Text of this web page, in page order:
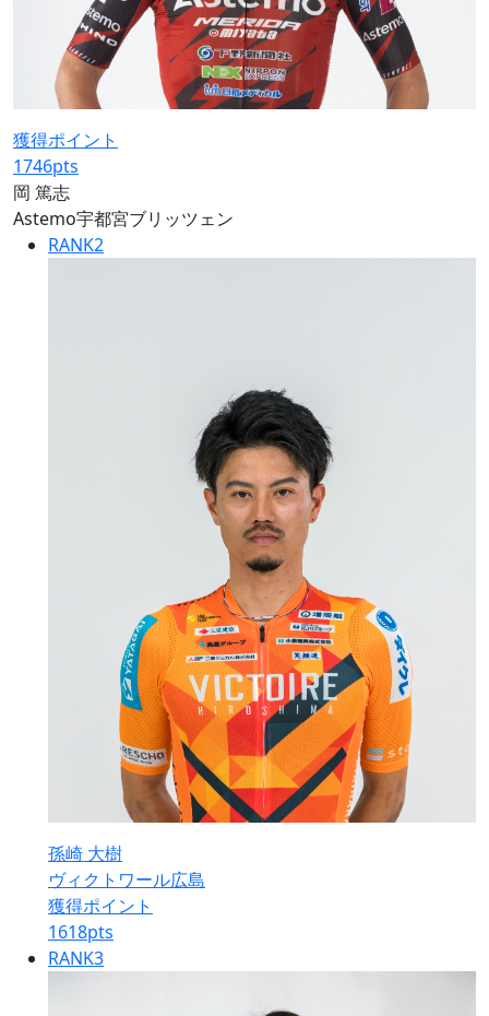
獲得ポイント
1746pts
岡 篤志
Astemo宇都宮ブリッツェン
RANK2
孫崎 大樹
ヴィクトワール広島
獲得ポイント
1618pts
RANK3